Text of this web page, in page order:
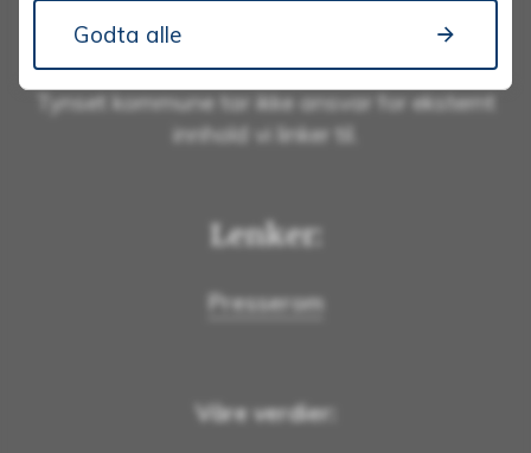
Tilgjengelighetserklæring
Tynset kommune tar ikke ansvar for eksternt
innhold vi linker til.
Lenker:
Presserom
Våre verdier:
Godta alle